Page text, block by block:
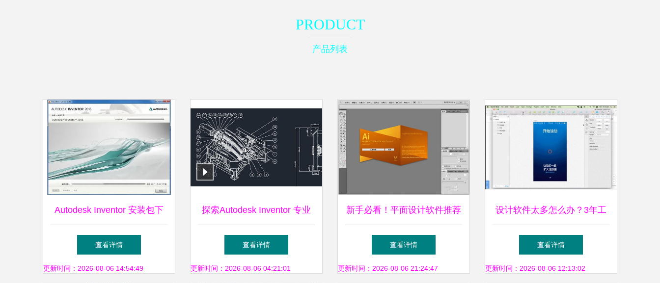
PRODUCT
产品列表
Autodesk Inventor 安装包下
载与安装教程（含破解激活）
查看详情
更新时间：2026-08-06 14:54:49
探索Autodesk Inventor 专业
机械设计软件的3D CAD革命
查看详情
更新时间：2026-08-06 04:21:01
新手必看！平面设计软件推荐
这些工具助你轻松开启设计之
路
查看详情
更新时间：2026-08-06 21:24:47
设计软件太多怎么办？3年工
作经验帮你总结
查看详情
更新时间：2026-08-06 12:13:02